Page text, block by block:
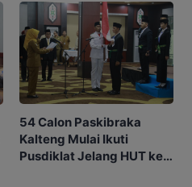
54 Calon Paskibraka
Kalteng Mulai Ikuti
Pusdiklat Jelang HUT ke-